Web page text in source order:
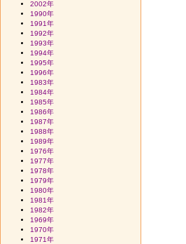
2002年
1990年
1991年
1992年
1993年
1994年
1995年
1996年
1983年
1984年
1985年
1986年
1987年
1988年
1989年
1976年
1977年
1978年
1979年
1980年
1981年
1982年
1969年
1970年
1971年